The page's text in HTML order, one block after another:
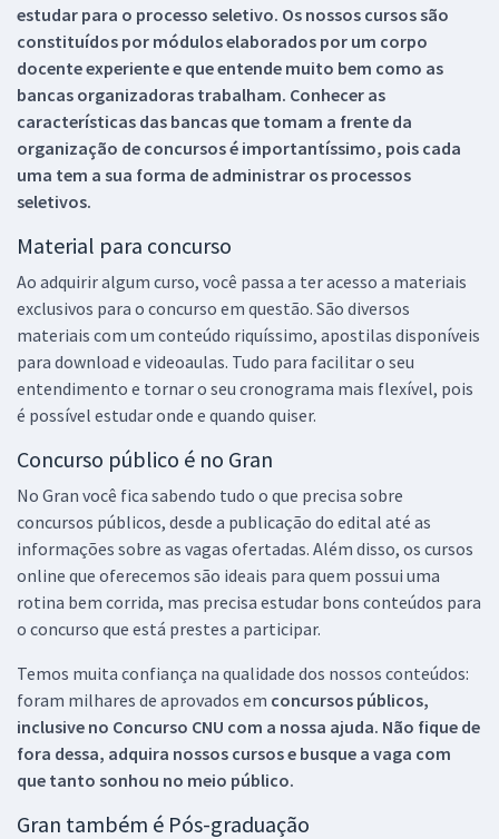
estudar para o processo seletivo. Os nossos cursos são
constituídos por módulos elaborados por um corpo
docente experiente e que entende muito bem como as
bancas organizadoras trabalham. Conhecer as
características das bancas que tomam a frente da
organização de concursos é importantíssimo, pois cada
uma tem a sua forma de administrar os processos
seletivos.
Material para concurso
Ao adquirir algum curso, você passa a ter acesso a materiais
exclusivos para o concurso em questão. São diversos
materiais com um conteúdo riquíssimo, apostilas disponíveis
para download e videoaulas. Tudo para facilitar o seu
entendimento e tornar o seu cronograma mais flexível, pois
é possível estudar onde e quando quiser.
Concurso público é no Gran
No Gran você fica sabendo tudo o que precisa sobre
concursos públicos, desde a publicação do edital até as
informações sobre as vagas ofertadas. Além disso, os cursos
online que oferecemos são ideais para quem possui uma
rotina bem corrida, mas precisa estudar bons conteúdos para
o concurso que está prestes a participar.
Temos muita confiança na qualidade dos nossos conteúdos:
foram milhares de aprovados em concursos públicos,
inclusive no Concurso CNU com a nossa ajuda. Não fique de
fora dessa, adquira nossos cursos e busque a vaga com
que tanto sonhou no meio público.
Gran também é Pós-graduação